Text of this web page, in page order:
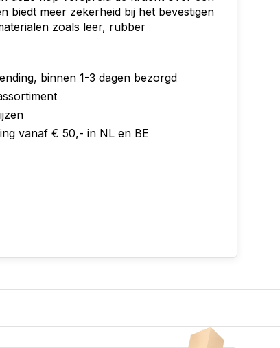
biedt meer zekerheid bij het bevestigen
zoals leer, rubber
binnen 1-3 dagen bezorgd
vanaf € 50,- in NL en BE